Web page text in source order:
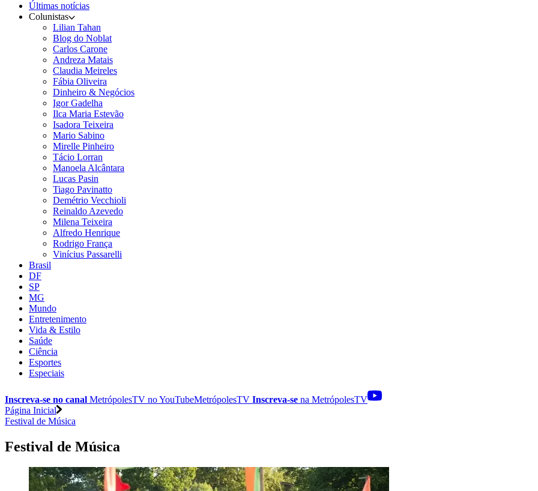
Últimas notícias
Colunistas
Lilian Tahan
Blog do Noblat
Carlos Carone
Andreza Matais
Claudia Meireles
Fábia Oliveira
Dinheiro & Negócios
Igor Gadelha
Ilca Maria Estevão
Isadora Teixeira
Mario Sabino
Mirelle Pinheiro
Tácio Lorran
Manoela Alcântara
Lucas Pasin
Tiago Pavinatto
Demétrio Vecchioli
Reinaldo Azevedo
Milena Teixeira
Alfredo Henrique
Rodrigo França
Vinícius Passarelli
Brasil
DF
SP
MG
Mundo
Entretenimento
Vida & Estilo
Saúde
Ciência
Esportes
Especiais
Inscreva-se no canal MetrópolesTV noYouTubeMetrópolesTV Inscreva-se na MetrópolesTV
Página Inicial
Festival de Música
Festival de Música